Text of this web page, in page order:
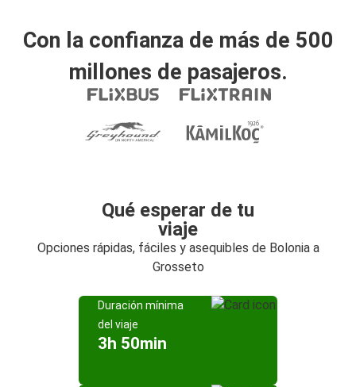
Con la confianza de más de 500
millones de pasajeros.
Qué esperar de tu
viaje
Opciones rápidas, fáciles y asequibles de Bolonia a
Grosseto
Duración mínima
del viaje
3h 50min